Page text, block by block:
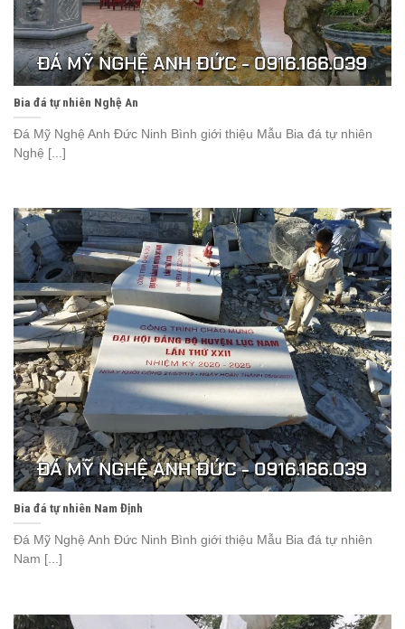
Bia đá tự nhiên Nghệ An
Đá Mỹ Nghệ Anh Đức Ninh Bình giới thiệu Mẫu Bia đá tự nhiên
Nghệ [...]
Bia đá tự nhiên Nam Định
Đá Mỹ Nghệ Anh Đức Ninh Bình giới thiệu Mẫu Bia đá tự nhiên
Nam [...]